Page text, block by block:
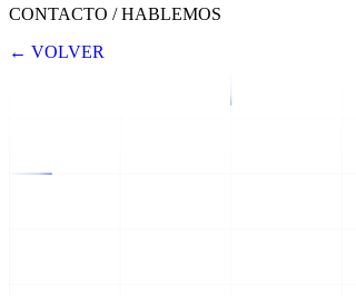
CONTACTO / HABLEMOS
← VOLVER